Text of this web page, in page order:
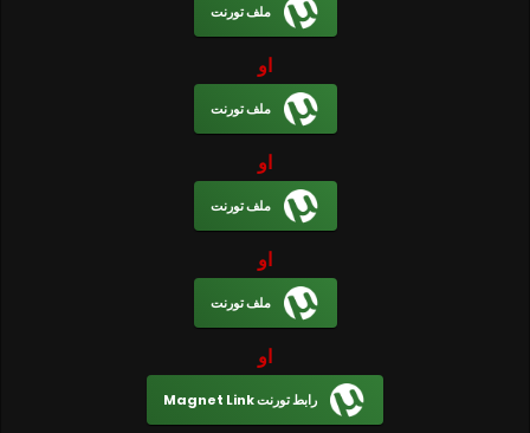
ملف تورنت
او
ملف تورنت
او
ملف تورنت
او
ملف تورنت
او
رابط تورنت Magnet Link